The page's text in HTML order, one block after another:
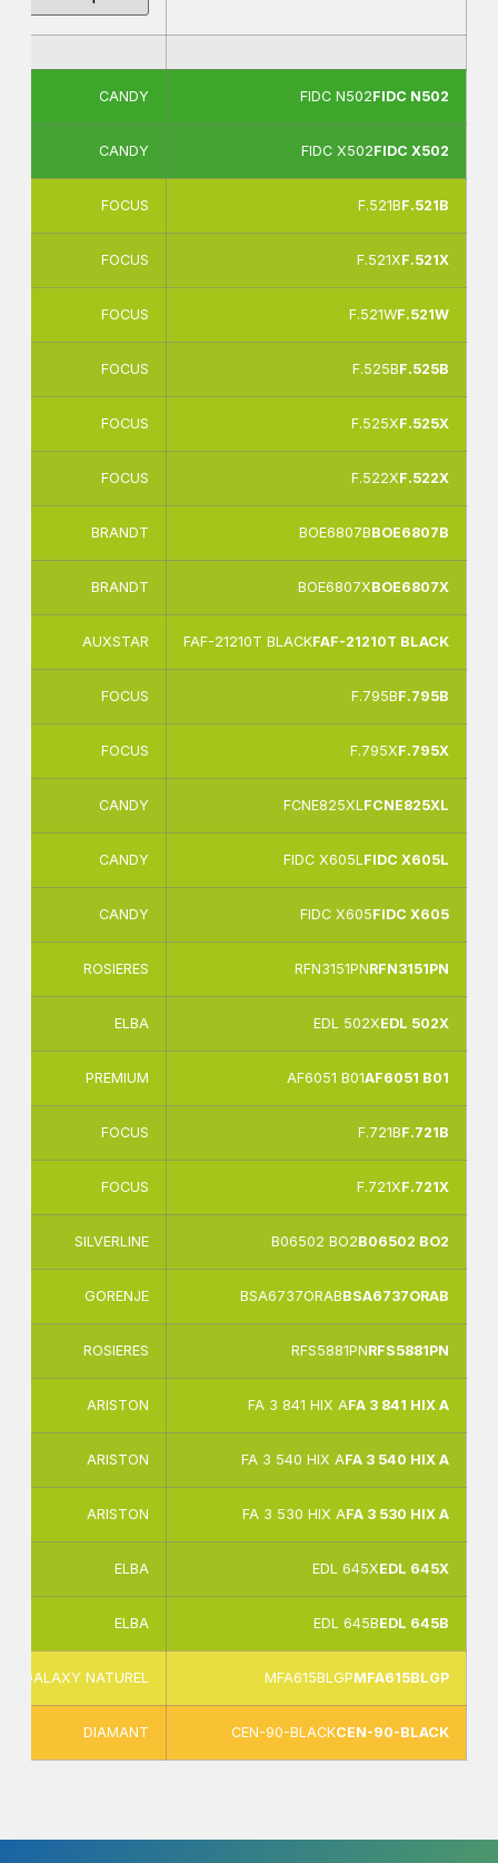
FIDC N502FIDC N502
CANDY
FIDC X502FIDC X502
CANDY
F.521BF.521B
FOCUS
F.521XF.521X
FOCUS
F.521WF.521W
FOCUS
F.525BF.525B
FOCUS
F.525XF.525X
FOCUS
F.522XF.522X
FOCUS
BOE6807BBOE6807B
BRANDT
BOE6807XBOE6807X
BRANDT
FAF-21210T BLACKFAF-21210T BLACK
AUXSTAR
F.795BF.795B
FOCUS
F.795XF.795X
FOCUS
FCNE825XLFCNE825XL
CANDY
FIDC X605LFIDC X605L
CANDY
FIDC X605FIDC X605
CANDY
RFN3151PNRFN3151PN
ROSIERES
EDL 502XEDL 502X
ELBA
AF6051 B01AF6051 B01
PREMIUM
F.721BF.721B
FOCUS
F.721XF.721X
FOCUS
B06502 BO2B06502 BO2
SILVERLINE
BSA6737ORABBSA6737ORAB
GORENJE
RFS5881PNRFS5881PN
ROSIERES
FA 3 841 HIX AFA 3 841 HIX A
ARISTON
FA 3 540 HIX AFA 3 540 HIX A
ARISTON
FA 3 530 HIX AFA 3 530 HIX A
ARISTON
EDL 645XEDL 645X
ELBA
EDL 645BEDL 645B
ELBA
MFA615BLGPMFA615BLGP
GALAXY NATUREL
CEN-90-BLACKCEN-90-BLACK
DIAMANT